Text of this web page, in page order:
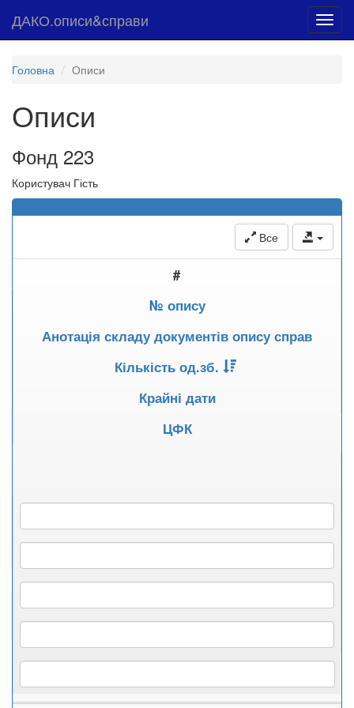
ДАКО.описи&справи
Головна Описи
Описи
Фонд 223
Користувач Гість
Все
#
№ опису
Анотація складу документів опису справ
Кількість од.зб.
Крайні дати
ЦФК